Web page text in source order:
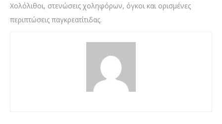
Χολόλιθοι, στενώσεις χοληφόρων, όγκοι και ορισμένες
περιπτώσεις παγκρεατίτιδας.